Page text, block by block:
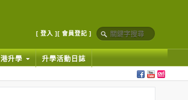
[ 登入 ] [ 會員登記 ]
升學 升學活動日誌